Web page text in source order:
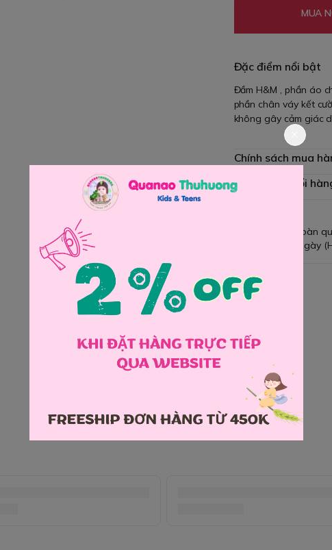
MUA
Đặc điểm nổi bật
Đầm H&M , phần áo
phần chân váy kết
không gây cảm giác
Chính sách mua
Chính sách đổi
Giao hàng toàn
Đổi hàng 3 ngày
Chia sẻ